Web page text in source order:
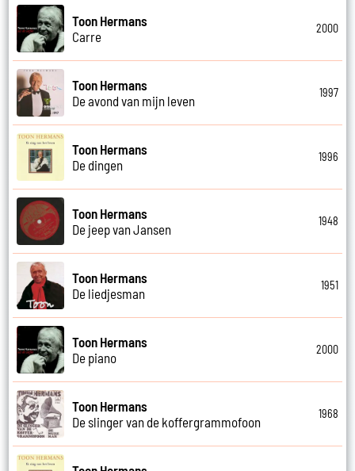
Toon Hermans
Carre
2000
Toon Hermans
De avond van mijn leven
1997
Toon Hermans
De dingen
1996
Toon Hermans
De jeep van Jansen
1948
Toon Hermans
De liedjesman
1951
Toon Hermans
De piano
2000
Toon Hermans
De slinger van de koffergrammofoon
1968